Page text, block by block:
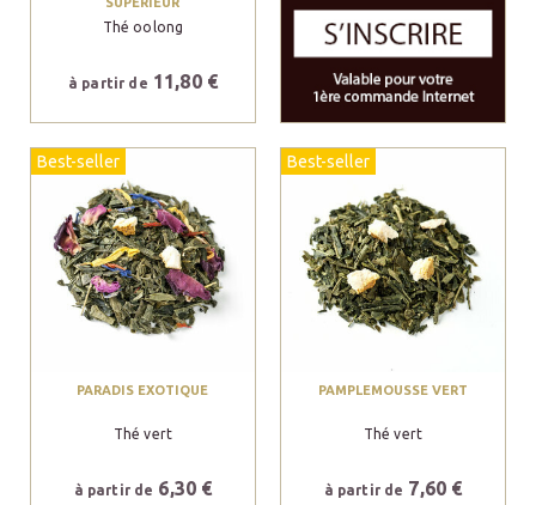
Thé oolong
à partir de 11,80 €
Best-seller
PARADIS EXOTIQUE
Thé vert
à partir de 6,30 €
Best-seller
PAMPLEMOUSSE VERT
Thé vert
à partir de 7,60 €